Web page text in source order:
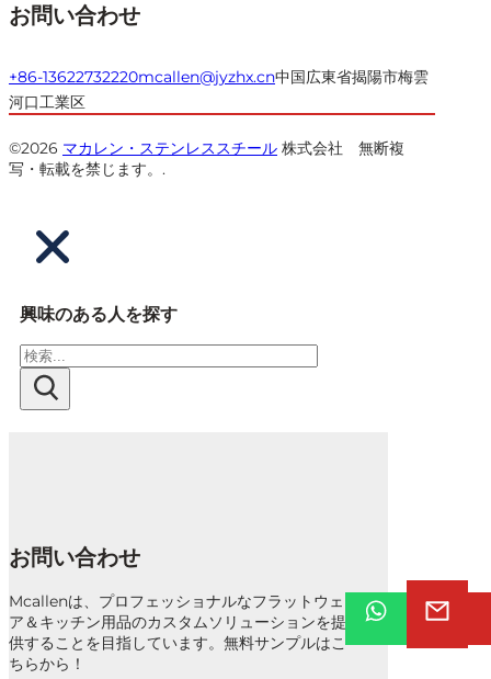
お問い合わせ
+86-13622732220mcallen@jyzhx.cn中国広東省揭陽市梅雲
河口工業区
©2026 マカレン・ステンレススチール 株式会社 無断複
写・転載を禁じます。.
興味のある人を探す
検
索
お問い合わせ
Mcallenは、プロフェッショナルなフラットウェ
ア＆キッチン用品のカスタムソリューションを提
供することを目指しています。無料サンプルはこ
ちらから！